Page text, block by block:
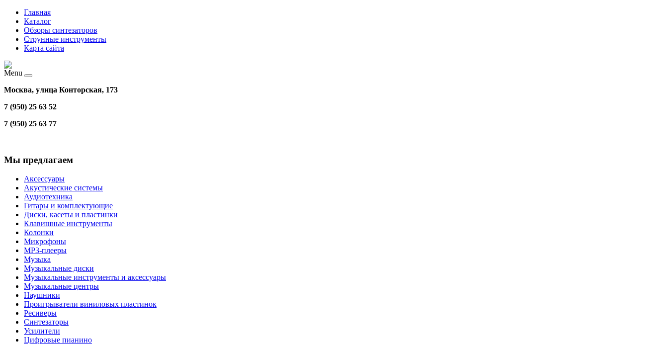
Главная
Каталог
Обзоры синтезаторов
Струнные инструменты
Карта сайта
Menu
Москва, улица Конторская, 173
7 (950) 25 63 52
7 (950) 25 63 77
Мы предлагаем
Аксессуары
Акустические системы
Аудиотехника
Гитары и комплектующие
Диски, касеты и пластинки
Клавишные инструменты
Колонки
Микрофоны
МР3-плееры
Музыка
Музыкальные диски
Музыкальные инструменты и аксессуары
Музыкальные центры
Наушники
Проигрыватели виниловых пластинок
Ресиверы
Синтезаторы
Усилители
Цифровые пианино